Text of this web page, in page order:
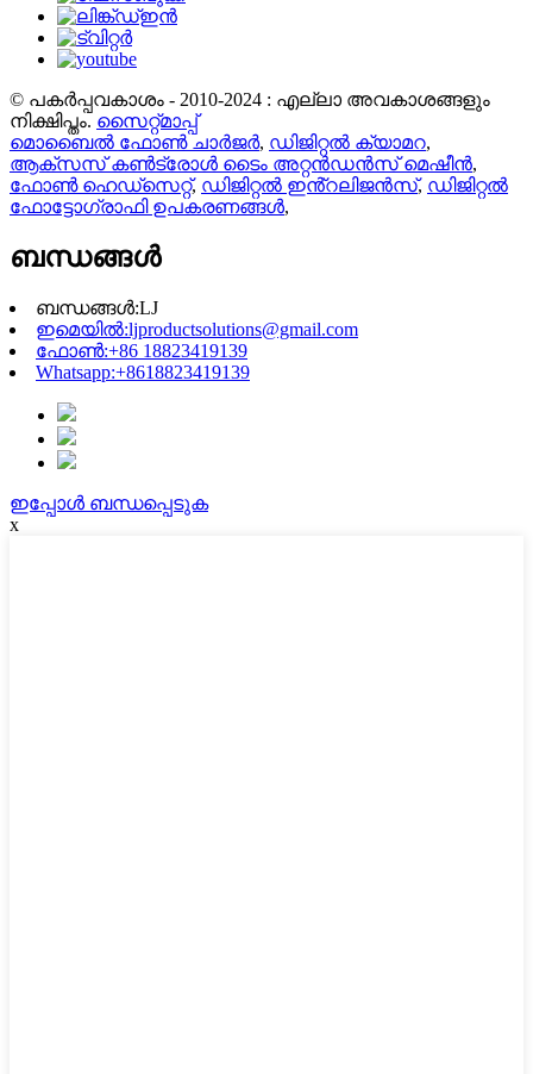
© പകർപ്പവകാശം - 2010-2024 : എല്ലാ അവകാശങ്ങളും
നിക്ഷിപ്തം. സൈറ്റ്മാപ്പ്
മൊബൈൽ ഫോൺ ചാർജർ, ഡിജിറ്റൽ ക്യാമറ,
ആക്സസ് കൺട്രോൾ ടൈം അറ്റൻഡൻസ് മെഷീൻ,
ഫോൺ ഹെഡ്സെറ്റ്, ഡിജിറ്റൽ ഇൻ്റലിജൻസ്, ഡിജിറ്റൽ
ഫോട്ടോഗ്രാഫി ഉപകരണങ്ങൾ,
ബന്ധങ്ങൾ
ബന്ധങ്ങൾ:LJ
ഇമെയിൽ:ljproductsolutions@gmail.com
ഫോൺ:+86 18823419139
Whatsapp:+8618823419139
ഇപ്പോൾ ബന്ധപ്പെടുക
x